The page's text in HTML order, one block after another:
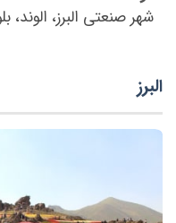
شهر صنعتی البرز، الوند،
البرز